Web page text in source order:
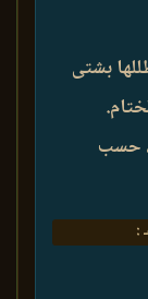
بشتى
حسب